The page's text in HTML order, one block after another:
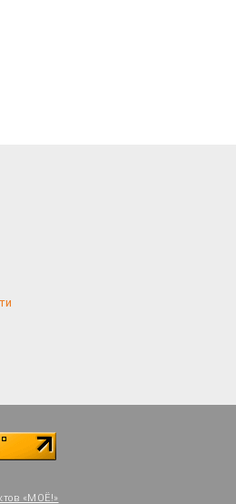
«МОЁ!»